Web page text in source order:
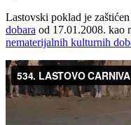
Lastovski poklad je zaštićen
dobara od 17.01.2008. kao
nematerijalnih kulturnih